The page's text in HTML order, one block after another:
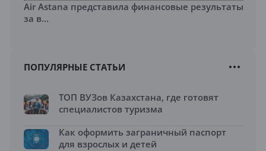
Air Astana представила финансовые результаты
за в...
ПОПУЛЯРНЫЕ СТАТЬИ
ТОП ВУЗов Казахстана, где готовят
специалистов туризма
Как оформить заграничный паспорт
для взрослых и детей